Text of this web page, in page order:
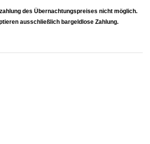
des Übernachtungspreises nicht möglich.
ausschließlich bargeldlose Zahlung.